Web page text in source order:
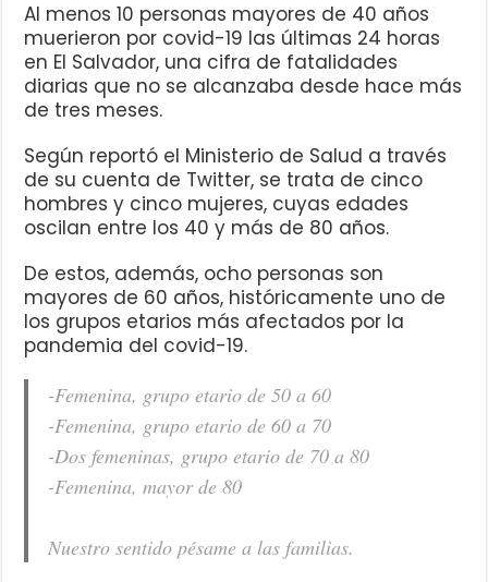
Al menos 10 personas mayores de 40 años
muerieron por covid-19 las últimas 24 horas
en El Salvador, una cifra de fatalidades
diarias que no se alcanzaba desde hace más
de tres meses.
Según reportó el Ministerio de Salud a través
de su cuenta de Twitter, se trata de cinco
hombres y cinco mujeres, cuyas edades
oscilan entre los 40 y más de 80 años.
De estos, además, ocho personas son
mayores de 60 años, históricamente uno de
los grupos etarios más afectados por la
pandemia del covid-19.
-Femenina, grupo etario de 50 a 60
-Femenina, grupo etario de 60 a 70
-Dos femeninas, grupo etario de 70 a 80
-Femenina, mayor de 80
Nuestro sentido pésame a las familias.